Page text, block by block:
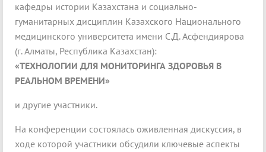
кафедры истории Казахстана и социально-
гуманитарных дисциплин Казахского Национального
медицинского университета имени С.Д. Асфендиярова
(г. Алматы, Республика Казахстан):
«ТЕХНОЛОГИИ ДЛЯ МОНИТОРИНГА ЗДОРОВЬЯ В
РЕАЛЬНОМ ВРЕМЕНИ»
и другие участники.
На конференции состоялась оживленная дискуссия, в
ходе которой участники обсудили ключевые аспекты